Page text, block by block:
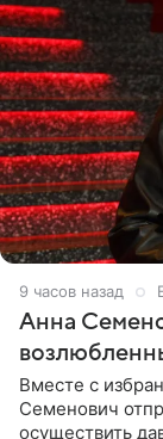
9 часов назад
Анна
Вместе с
Семенович
осуществить